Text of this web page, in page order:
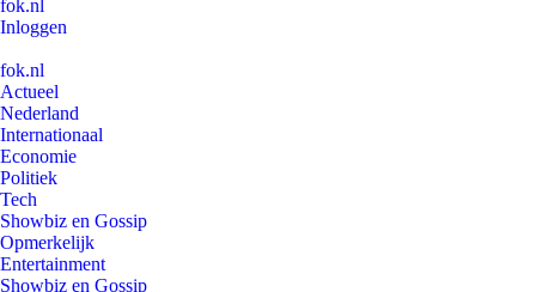
fok.nl
Inloggen
fok.nl
Actueel
Nederland
Internationaal
Economie
Politiek
Tech
Showbiz en Gossip
Opmerkelijk
Entertainment
Showbiz en Gossip